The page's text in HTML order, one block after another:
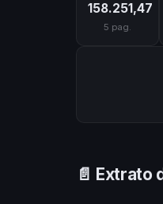
158.251,47
5 pag.
📄 Extrato